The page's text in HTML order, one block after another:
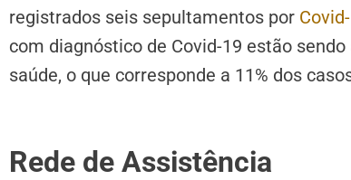
registrados seis sepultamentos por
com diagnóstico de Covid-19 estão
saúde, o que corresponde a 11% dos
Rede de Assistência